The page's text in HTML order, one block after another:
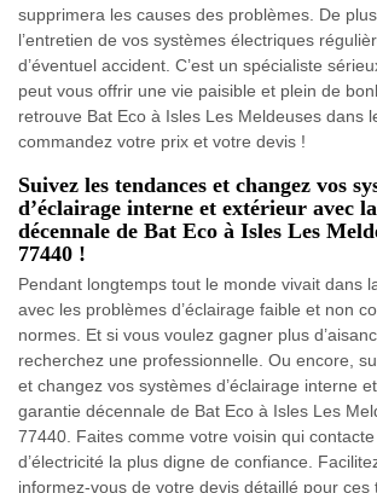
supprimera les causes des problèmes. De
l’entretien de vos systèmes électriques
d’éventuel accident. C’est un spécialiste
peut vous offrir une vie paisible et plein de
retrouve Bat Eco à Isles Les Meldeuses dans
commandez votre prix et votre devis !
Suivez les tendances et changez vos
d’éclairage interne et extérieur avec
décennale de Bat Eco à Isles Les
77440 !
Pendant longtemps tout le monde vivait dans
avec les problèmes d’éclairage faible et non
normes. Et si vous voulez gagner plus
recherchez une professionnelle. Ou encore,
et changez vos systèmes d’éclairage interne
garantie décennale de Bat Eco à Isles Les
77440. Faites comme votre voisin qui
d’électricité la plus digne de confiance.
informez-vous de votre devis détaillé pour ces